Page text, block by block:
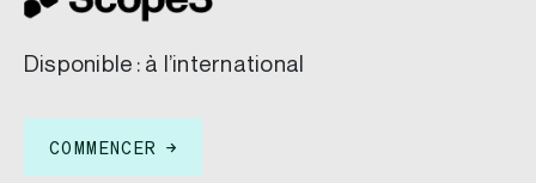
Disponible : à l’international
COMMENCER